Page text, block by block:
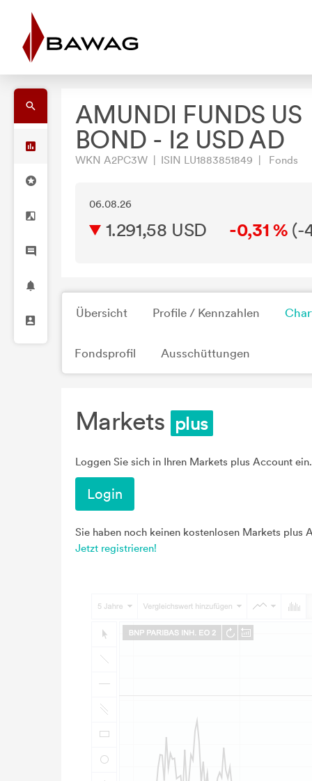
AMUNDI FUNDS US
BOND - I2 USD AD
WKN A2PC3W | ISIN LU1883851849 | Fonds
06.08.26
1.291,58 USD -0,31 % (-
Übersicht Profile / Kennzahlen
Fondsprofil Ausschüttungen
Markets
Loggen Sie sich in Ihren Markets plus Account ein.
Login
Sie haben noch keinen kostenlosen Markets plus
Jetzt registrieren!